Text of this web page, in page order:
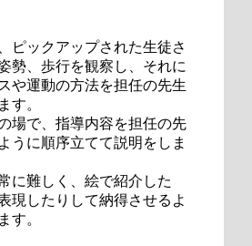
ピックアップされた生徒さ
勢、歩行を観察し、それに
や運動の方法を担任の先生
す。
場で、指導内容を担任の先
うに順序立てて説明をしま
に難しく、絵で紹介した
現したりして納得させるよ
す。